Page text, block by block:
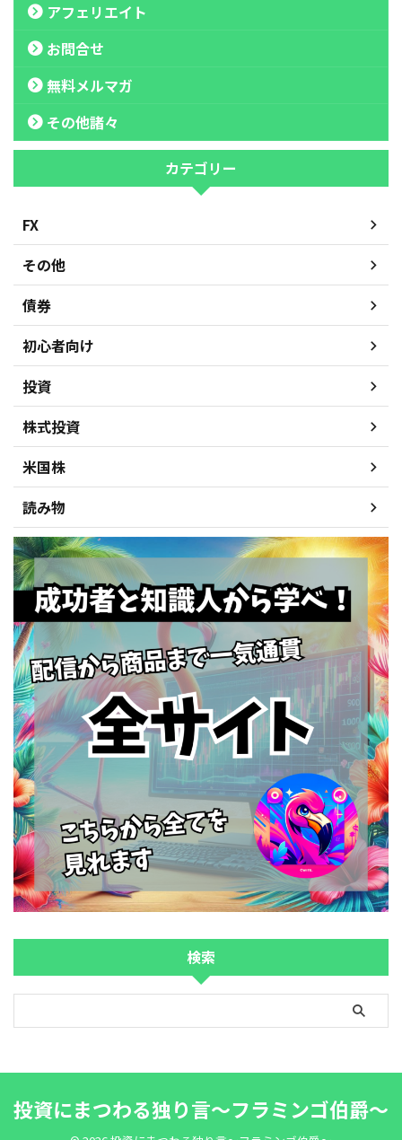
アフェリエイト
お問合せ
無料メルマガ
その他諸々
カテゴリー
FX
その他
債券
初心者向け
投資
株式投資
米国株
読み物
検索
投資にまつわる独り言～フラミンゴ伯爵～